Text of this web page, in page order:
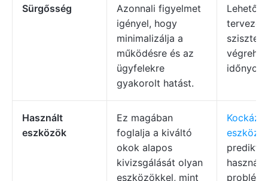
Sürgősség
Azonnali figyelmet
igényel, hogy
minimalizálja a
működésre és az
ügyfelekre
gyakorolt hatást.
Használt
eszközök
Ez magában
foglalja a kiváltó
okok alapos
kivizsgálását olyan
eszközökkel, mint
használ